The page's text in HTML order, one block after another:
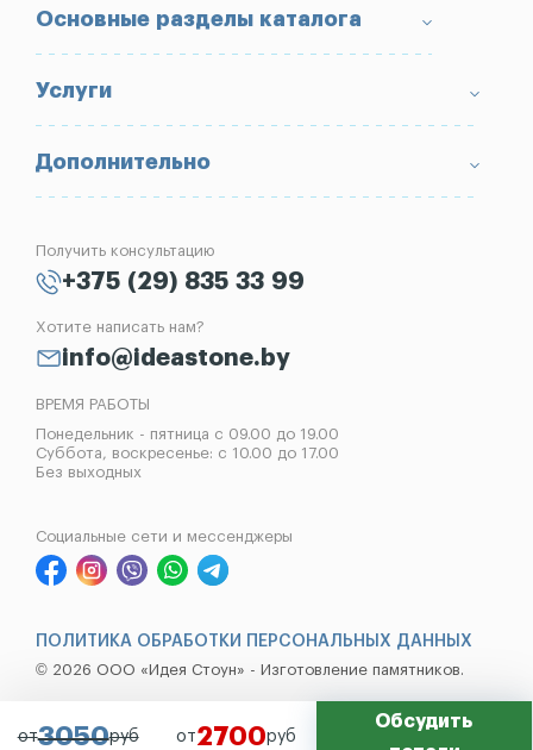
от3050руб от2700руб
Обсудить
О компании
Доставка и оплата
Условия возврата товара
Портфолио
Вопрос-Ответ
Блог
Контакты
Основные разделы каталога
Памятники
Ограды
Надгробные плиты
Вазы
Услуги
Благоустройство могил
Изготовление памятников
Рассрочка на памятник
Реставрация памятников
Демонтаж памятников
Дополнительно
Получить консультацию
+375 (29) 835 33 99
Хотите написать нам?
info@ideastone.by
ВРЕМЯ РАБОТЫ
Понедельник - пятница с 09.00 до 19.00
Суббота, воскресенье: с 10.00 до 17.00
Без выходных
Социальные сети и мессенджеры
© 2026 ООО «Идея Стоун» - Изготовление памятников.
ПОЛИТИКА ОБРАБОТКИ ПЕРСОНАЛЬНЫХ ДАННЫХ